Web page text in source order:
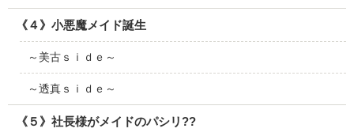
《４》小悪魔メイド誕生
～美古ｓｉｄｅ～
～透真ｓｉｄｅ～
《５》社長様がメイドのパシリ??